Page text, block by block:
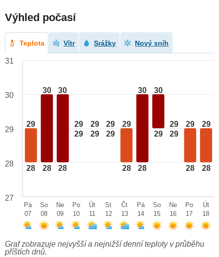
Výhled počasí
Teplota Vítr Srážky Nový sníh
29
28
30
28
30
28
29
29
29
29
29
29
29
28
30
28
30
29
29
29
29
28
29
28
31
30
29
28
27
Pá
07
So
08
Ne
09
Po
10
Út
11
St
12
Čt
13
Pá
14
So
15
Ne
16
Po
17
Út
18
Graf zobrazuje nejvyšší a nejnižší denní teploty v průběhu
příštích dnů.